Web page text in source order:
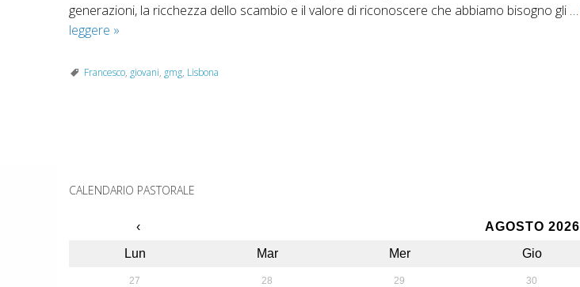
generazioni, la ricchezza dello scambio e il valore di riconoscere che abbiamo bisogno gli …
leggere Siete
di
2022
»
Francesco, giovani, gmg, Lisbona
o
CALENDARIO PASTORALE
‹ AGOSTO 2026
Lun
Mar Mer Gio
27 28 29 30